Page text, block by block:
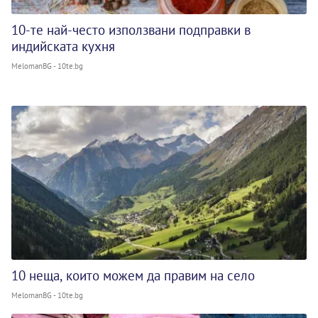
10-те най-често използвани подправки в
индийската кухня
MelomanBG - 10te.bg
10 неща, които можем да правим на село
MelomanBG - 10te.bg